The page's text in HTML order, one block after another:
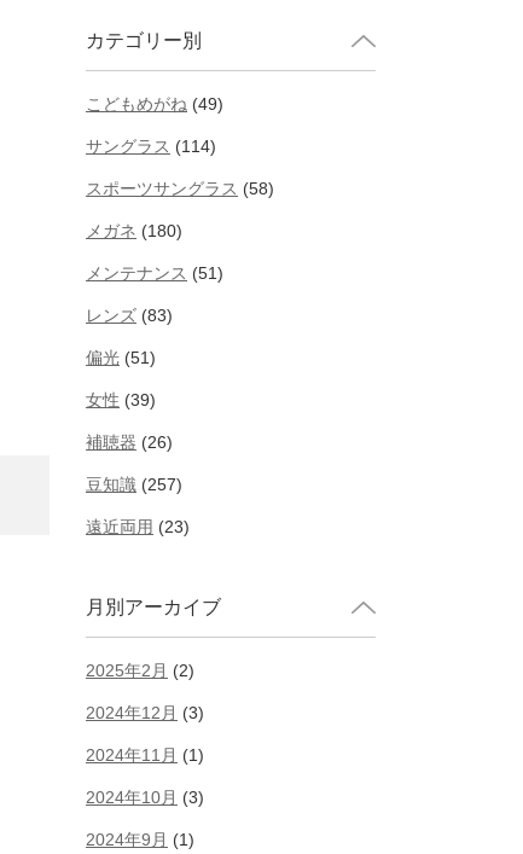
カテゴリー別
こどもめがね (49)
サングラス (114)
スポーツサングラス (58)
メガネ (180)
メンテナンス (51)
レンズ (83)
偏光 (51)
女性 (39)
補聴器 (26)
豆知識 (257)
遠近両用 (23)
月別アーカイブ
2025年2月 (2)
2024年12月 (3)
2024年11月 (1)
2024年10月 (3)
2024年9月 (1)